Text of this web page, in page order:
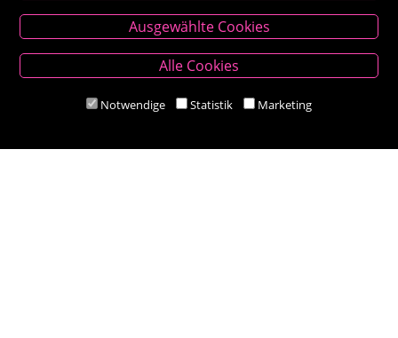
Kontakt
Besold Buch-Papier
Hauptplatz 14, 9300 St. Veit an der Glan
M:bestellung@besold.at
Ausgewählte Cookies
Alle Cookies
Notwendige Statistik Marketing